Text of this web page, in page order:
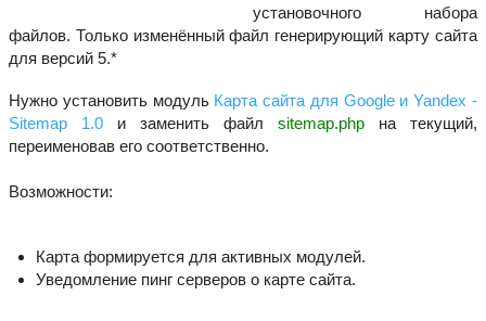
установочного набора
файлов. Только изменённый файл генерирующий карту сайта
для версий 5.*
Нужно установить модуль Карта сайта для Google и Yandex -
Sitemap 1.0 и заменить файл sitemap.php на текущий,
переименовав его соответственно.
Возможности:
Карта формируется для активных модулей.
Уведомление пинг серверов о карте сайта.